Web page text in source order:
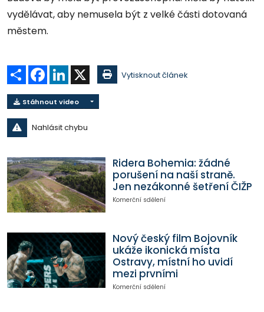
vydělávat, aby nemusela být z velké části dotovaná
městem.
Sdílet Facebook
LinkedIn Vytisknout článek
Stáhnout video
Nahlásit chybu
Ridera Bohemia: žádné
porušení na naší straně.
Jen nezákonné šetření ČIŽP
Komerční sdělení
Nový český film Bojovník
ukáže ikonická místa
Ostravy, místní ho uvidí
mezi prvními
Komerční sdělení